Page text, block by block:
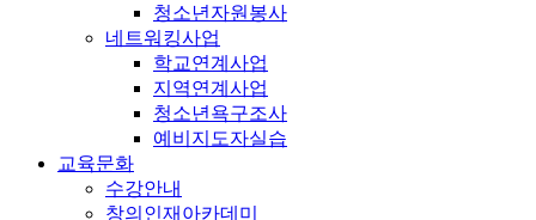
청소년자원봉사
네트워킹사업
학교연계사업
지역연계사업
청소년욕구조사
예비지도자실습
교육문화
수강안내
창의인재아카데미